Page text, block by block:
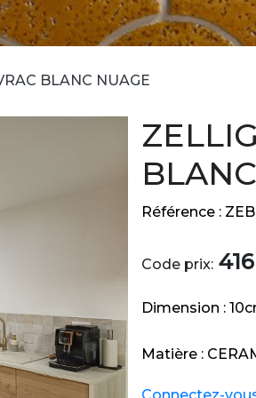
BLANC NUAGE
Référence :
Code prix: 416
Dimension :
Matière :